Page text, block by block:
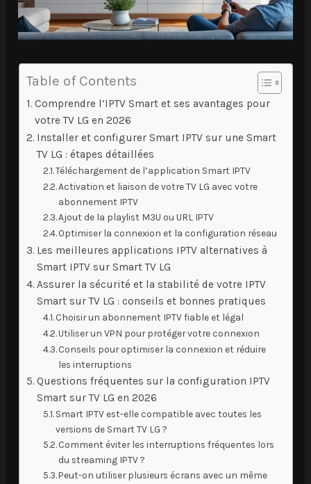
Table of Contents
Comprendre l’IPTV Smart et ses avantages pour
votre TV LG en 2026
Installer et configurer Smart IPTV sur une Smart
TV LG : étapes détaillées
Téléchargement de l’application Smart IPTV
Activation et liaison de votre TV LG avec votre
abonnement IPTV
Ajout de la playlist M3U ou URL IPTV
Optimiser la connexion et la configuration réseau
Les meilleures applications IPTV alternatives à
Smart IPTV sur Smart TV LG
Assurer la sécurité et la stabilité de votre IPTV
Smart sur TV LG : conseils et bonnes pratiques
Choisir un abonnement IPTV fiable et légal
Utiliser un VPN pour protéger votre connexion
Conseils pour optimiser la connexion et réduire
les interruptions
Questions fréquentes sur la configuration IPTV
Smart sur TV LG en 2026
Smart IPTV est-elle compatible avec toutes les
versions de Smart TV LG ?
Comment éviter les interruptions fréquentes lors
du streaming IPTV ?
Peut-on utiliser plusieurs écrans avec un même